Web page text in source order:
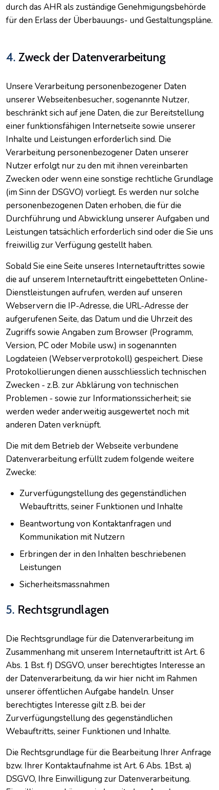
durch das AHR als zuständige Genehmigungsbehörde
für den Erlass der Überbauungs- und Gestaltungspläne.
4. Zweck der Datenverarbeitung
Unsere Verarbeitung personenbezogener Daten
unserer Webseitenbesucher, sogenannte Nutzer,
beschränkt sich auf jene Daten, die zur Bereitstellung
einer funktionsfähigen Internetseite sowie unserer
Inhalte und Leistungen erforderlich sind. Die
Verarbeitung personenbezogener Daten unserer
Nutzer erfolgt nur zu den mit ihnen vereinbarten
Zwecken oder wenn eine sonstige rechtliche Grundlage
(im Sinn der DSGVO) vorliegt. Es werden nur solche
personenbezogenen Daten erhoben, die für die
Durchführung und Abwicklung unserer Aufgaben und
Leistungen tatsächlich erforderlich sind oder die Sie uns
freiwillig zur Verfügung gestellt haben.
Sobald Sie eine Seite unseres Internetauftrittes sowie
die auf unserem Internetauftritt eingebetteten Online-
Dienstleistungen aufrufen, werden auf unseren
Webservern die IP-Adresse, die URL-Adresse der
aufgerufenen Seite, das Datum und die Uhrzeit des
Zugriffs sowie Angaben zum Browser (Programm,
Version, PC oder Mobile usw.) in sogenannten
Logdateien (Webserverprotokoll) gespeichert. Diese
Protokollierungen dienen ausschliesslich technischen
Zwecken - z.B. zur Abklärung von technischen
Problemen - sowie zur Informationssicherheit; sie
werden weder anderweitig ausgewertet noch mit
anderen Daten verknüpft.
Die mit dem Betrieb der Webseite verbundene
Datenverarbeitung erfüllt zudem folgende weitere
Zwecke:
Zurverfügungstellung des gegenständlichen
Webauftritts, seiner Funktionen und Inhalte
Beantwortung von Kontaktanfragen und
Kommunikation mit Nutzern
Erbringen der in den Inhalten beschriebenen
Leistungen
Sicherheitsmassnahmen
5. Rechtsgrundlagen
Die Rechtsgrundlage für die Datenverarbeitung im
Zusammenhang mit unserem Internetauftritt ist Art. 6
Abs. 1 Bst. f) DSGVO, unser berechtigtes Interesse an
der Datenverarbeitung, da wir hier nicht im Rahmen
unserer öffentlichen Aufgabe handeln. Unser
berechtigtes Interesse gilt z.B. bei der
Zurverfügungstellung des gegenständlichen
Webauftritts, seiner Funktionen und Inhalte.
Die Rechtsgrundlage für die Bearbeitung Ihrer Anfrage
bzw. Ihrer Kontaktaufnahme ist Art. 6 Abs. 1Bst. a)
DSGVO, Ihre Einwilligung zur Datenverarbeitung.